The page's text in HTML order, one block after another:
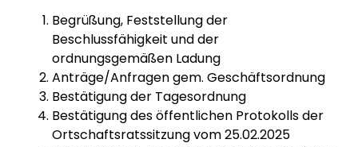
Begrüßung, Feststellung der
Beschlussfähigkeit und der
ordnungsgemäßen Ladung
Anträge/Anfragen gem. Geschäftsordnung
Bestätigung der Tagesordnung
Bestätigung des öffentlichen Protokolls der
Ortschaftsratssitzung vom 25.02.2025